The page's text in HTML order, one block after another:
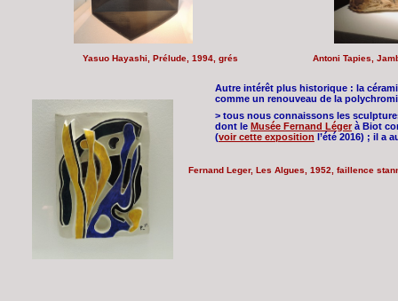
Yasuo Hayashi, Prélude, 1994, grés Antoni Tapies,
Autre intérêt plus historique : la
comme un renouveau de la
> tous nous connaissons les
dont le Musée Fernand Léger à Biot
(voir cette exposition l’été 2016) ; il a
Fernand Leger, Les Algues, 1952, faillence